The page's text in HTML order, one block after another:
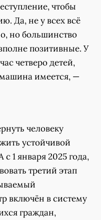
чтобы
Да, не у всех всё
но большинство
позитивные. У
четверо детей,
имеется, —
человеку
устойчивой
1 января 2025 года,
третий этап
включён в систему
граждан,